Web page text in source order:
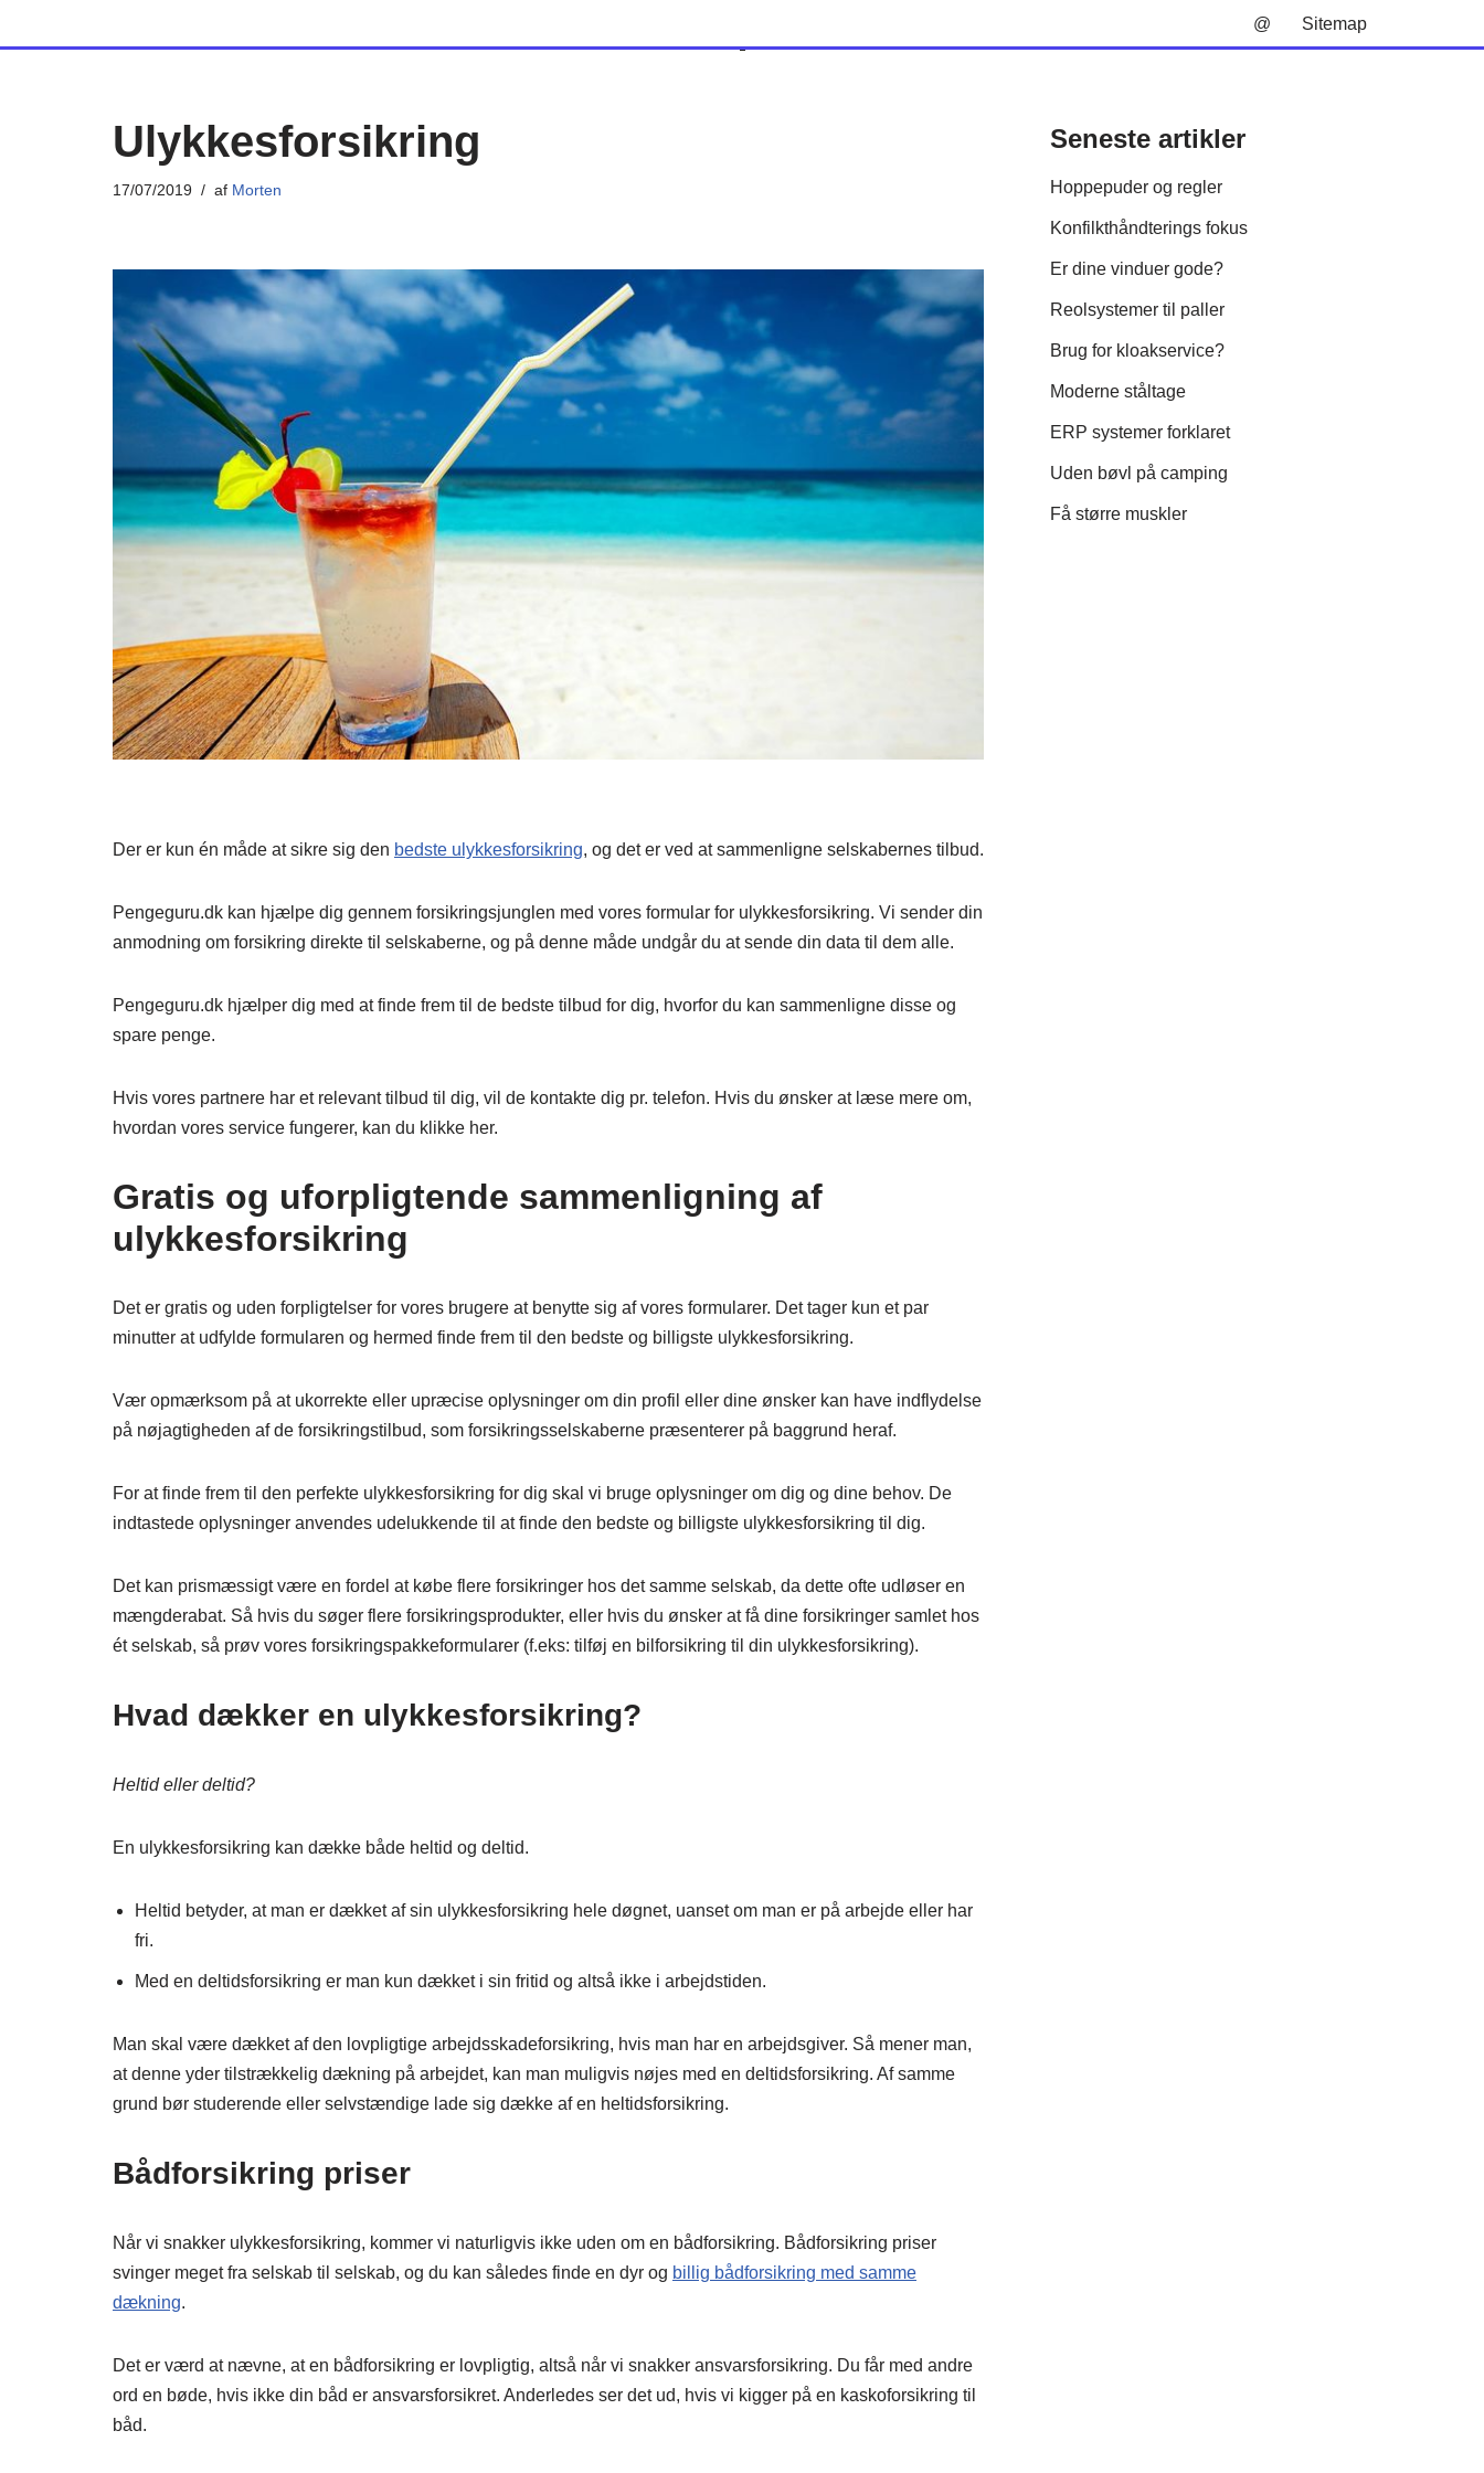
@ Sitemap
Ulykkesforsikring
17/07/2019 af Morten
Der er kun én måde at sikre sig den bedste ulykkesforsikring, og det er ved at sammenligne selskabernes tilbud.
Pengeguru.dk kan hjælpe dig gennem forsikringsjunglen med vores formular for ulykkesforsikring. Vi sender din
anmodning om forsikring direkte til selskaberne, og på denne måde undgår du at sende din data til dem alle.
Pengeguru.dk hjælper dig med at finde frem til de bedste tilbud for dig, hvorfor du kan sammenligne disse og
spare penge.
Hvis vores partnere har et relevant tilbud til dig, vil de kontakte dig pr. telefon. Hvis du ønsker at læse mere om,
hvordan vores service fungerer, kan du klikke her.
Gratis og uforpligtende sammenligning af
ulykkesforsikring
Det er gratis og uden forpligtelser for vores brugere at benytte sig af vores formularer. Det tager kun et par
minutter at udfylde formularen og hermed finde frem til den bedste og billigste ulykkesforsikring.
Vær opmærksom på at ukorrekte eller upræcise oplysninger om din profil eller dine ønsker kan have indflydelse
på nøjagtigheden af de forsikringstilbud, som forsikringsselskaberne præsenterer på baggrund heraf.
For at finde frem til den perfekte ulykkesforsikring for dig skal vi bruge oplysninger om dig og dine behov. De
indtastede oplysninger anvendes udelukkende til at finde den bedste og billigste ulykkesforsikring til dig.
Det kan prismæssigt være en fordel at købe flere forsikringer hos det samme selskab, da dette ofte udløser en
mængderabat. Så hvis du søger flere forsikringsprodukter, eller hvis du ønsker at få dine forsikringer samlet hos
ét selskab, så prøv vores forsikringspakkeformularer (f.eks: tilføj en bilforsikring til din ulykkesforsikring).
Hvad dækker en ulykkesforsikring?
Heltid eller deltid?
En ulykkesforsikring kan dække både heltid og deltid.
Heltid betyder, at man er dækket af sin ulykkesforsikring hele døgnet, uanset om man er på arbejde eller har
fri.
Med en deltidsforsikring er man kun dækket i sin fritid og altså ikke i arbejdstiden.
Man skal være dækket af den lovpligtige arbejdsskadeforsikring, hvis man har en arbejdsgiver. Så mener man,
at denne yder tilstrækkelig dækning på arbejdet, kan man muligvis nøjes med en deltidsforsikring. Af samme
grund bør studerende eller selvstændige lade sig dække af en heltidsforsikring.
Bådforsikring priser
Når vi snakker ulykkesforsikring, kommer vi naturligvis ikke uden om en bådforsikring. Bådforsikring priser
svinger meget fra selskab til selskab, og du kan således finde en dyr og billig bådforsikring med samme
dækning.
Det er værd at nævne, at en bådforsikring er lovpligtig, altså når vi snakker ansvarsforsikring. Du får med andre
ord en bøde, hvis ikke din båd er ansvarsforsikret. Anderledes ser det ud, hvis vi kigger på en kaskoforsikring til
båd.
Seneste artikler
Hoppepuder og regler
Konfilkthåndterings fokus
Er dine vinduer gode?
Reolsystemer til paller
Brug for kloakservice?
Moderne ståltage
ERP systemer forklaret
Uden bøvl på camping
Få større muskler